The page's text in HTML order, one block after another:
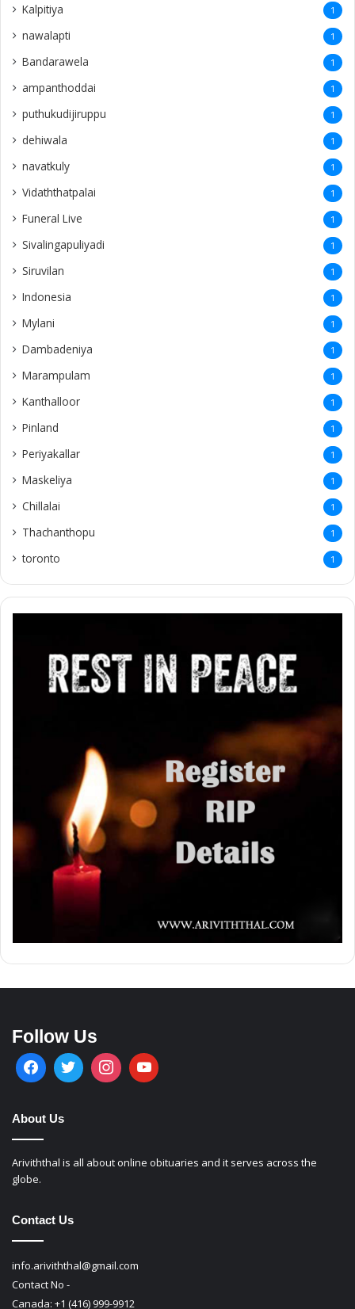
Kalpitiya 1
nawalapti 1
Bandarawela 1
ampanthoddai 1
puthukudijiruppu 1
dehiwala 1
navatkuly 1
Vidaththatpalai 1
Funeral Live 1
Sivalingapuliyadi 1
Siruvilan 1
Indonesia 1
Mylani 1
Dambadeniya 1
Marampulam 1
Kanthalloor 1
Pinland 1
Periyakallar 1
Maskeliya 1
Chillalai 1
Thachanthopu 1
toronto 1
Follow Us
About Us
Ariviththal is all about online obituaries and it serves across the
globe.
Contact Us
info.ariviththal@gmail.com
Contact No -
Canada: +1 (416) 999-9912